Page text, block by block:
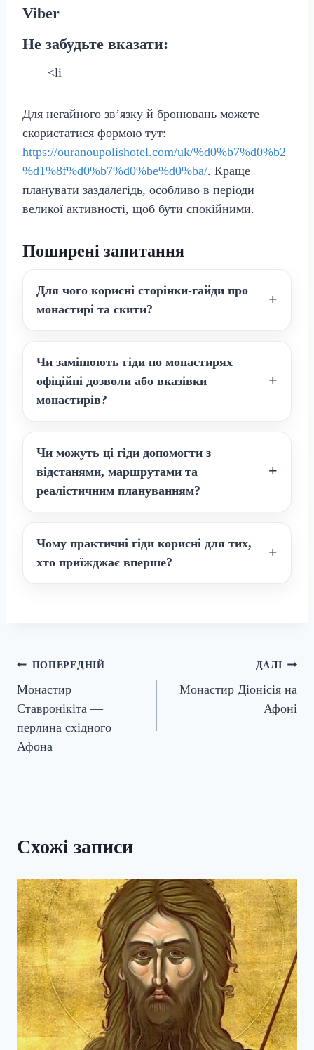
Viber
Не забудьте вказати:
<li
Для негайного зв’язку й бронювань можете
скористатися формою тут:
https://ouranoupolishotel.com/uk/%d0%b7%d0%b2
%d1%8f%d0%b7%d0%be%d0%ba/. Краще
планувати заздалегідь, особливо в періоди
великої активності, щоб бути спокійними.
Поширені запитання
Для чого корисні сторінки-гайди про
монастирі та скити?
Чи замінюють гіди по монастирях
офіційні дозволи або вказівки
монастирів?
Чи можуть ці гіди допомогти з
відстанями, маршрутами та
реалістичним плануванням?
Чому практичні гіди корисні для тих,
хто приїжджає вперше?
Навігація
записів
ПОПЕРЕДНІЙ
Монастир
Ставронікіта —
перлина східного
Афона
ДАЛІ
Монастир Діонісія на
Афоні
Схожі записи